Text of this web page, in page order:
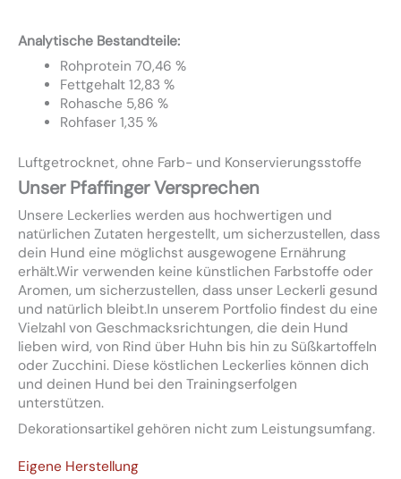
Analytische Bestandteile:
Rohprotein 70,46 %
Fettgehalt 12,83 %
Rohasche 5,86 %
Rohfaser 1,35 %
Luftgetrocknet, ohne Farb- und Konservierungsstoffe
Unser Pfaffinger Versprechen
Unsere Leckerlies werden aus hochwertigen und
natürlichen Zutaten hergestellt, um sicherzustellen, dass
dein Hund eine möglichst ausgewogene Ernährung
erhält.Wir verwenden keine künstlichen Farbstoffe oder
Aromen, um sicherzustellen, dass unser Leckerli gesund
und natürlich bleibt.In unserem Portfolio findest du eine
Vielzahl von Geschmacksrichtungen, die dein Hund
lieben wird, von Rind über Huhn bis hin zu Süßkartoffeln
oder Zucchini. Diese köstlichen Leckerlies können dich
und deinen Hund bei den Trainingserfolgen
unterstützen.
Dekorationsartikel gehören nicht zum Leistungsumfang.
Eigene Herstellung